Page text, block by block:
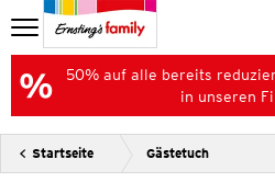
50% auf alle bereits
in unseren
Startseite Gästetuch